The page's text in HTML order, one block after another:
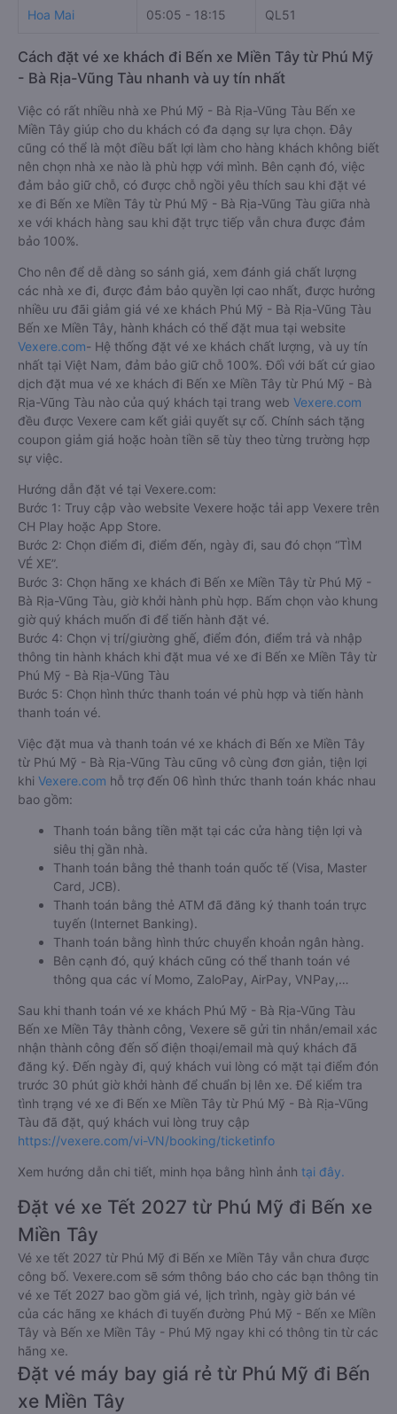
Hoa Mai 05:05 - 18:15 QL51
Cách đặt vé xe khách đi Bến xe Miền Tây từ Phú Mỹ
- Bà Rịa-Vũng Tàu nhanh và uy tín nhất
Việc có rất nhiều nhà xe Phú Mỹ - Bà Rịa-Vũng Tàu Bến xe
Miền Tây giúp cho du khách có đa dạng sự lựa chọn. Đây
cũng có thể là một điều bất lợi làm cho hàng khách không biết
nên chọn nhà xe nào là phù hợp với mình. Bên cạnh đó, việc
đảm bảo giữ chỗ, có được chỗ ngồi yêu thích sau khi đặt vé
xe đi Bến xe Miền Tây từ Phú Mỹ - Bà Rịa-Vũng Tàu giữa nhà
xe với khách hàng sau khi đặt trực tiếp vẫn chưa được đảm
bảo 100%.
Cho nên để dễ dàng so sánh giá, xem đánh giá chất lượng
các nhà xe đi, được đảm bảo quyền lợi cao nhất, được hưởng
nhiều ưu đãi giảm giá vé xe khách Phú Mỹ - Bà Rịa-Vũng Tàu
Bến xe Miền Tây, hành khách có thể đặt mua tại website
Vexere.com- Hệ thống đặt vé xe khách chất lượng, và uy tín
nhất tại Việt Nam, đảm bảo giữ chỗ 100%. Đối với bất cứ giao
dịch đặt mua vé xe khách đi Bến xe Miền Tây từ Phú Mỹ - Bà
Rịa-Vũng Tàu nào của quý khách tại trang web Vexere.com
đều được Vexere cam kết giải quyết sự cố. Chính sách tặng
coupon giảm giá hoặc hoàn tiền sẽ tùy theo từng trường hợp
sự việc.
Hướng dẫn đặt vé tại Vexere.com:
Bước 1: Truy cập vào website Vexere hoặc tải app Vexere trên
CH Play hoặc App Store.
Bước 2: Chọn điểm đi, điểm đến, ngày đi, sau đó chọn “TÌM
VÉ XE”.
Bước 3: Chọn hãng xe khách đi Bến xe Miền Tây từ Phú Mỹ -
Bà Rịa-Vũng Tàu, giờ khởi hành phù hợp. Bấm chọn vào khung
giờ quý khách muốn đi để tiến hành đặt vé.
Bước 4: Chọn vị trí/giường ghế, điểm đón, điểm trả và nhập
thông tin hành khách khi đặt mua vé xe đi Bến xe Miền Tây từ
Phú Mỹ - Bà Rịa-Vũng Tàu
Bước 5: Chọn hình thức thanh toán vé phù hợp và tiến hành
thanh toán vé.
Việc đặt mua và thanh toán vé xe khách đi Bến xe Miền Tây
từ Phú Mỹ - Bà Rịa-Vũng Tàu cũng vô cùng đơn giản, tiện lợi
khi Vexere.com hỗ trợ đến 06 hình thức thanh toán khác nhau
bao gồm:
Thanh toán bằng tiền mặt tại các cửa hàng tiện lợi và
siêu thị gần nhà.
Thanh toán bằng thẻ thanh toán quốc tế (Visa, Master
Card, JCB).
Thanh toán bằng thẻ ATM đã đăng ký thanh toán trực
tuyến (Internet Banking).
Thanh toán bằng hình thức chuyển khoản ngân hàng.
Bên cạnh đó, quý khách cũng có thể thanh toán vé
thông qua các ví Momo, ZaloPay, AirPay, VNPay,…
Sau khi thanh toán vé xe khách Phú Mỹ - Bà Rịa-Vũng Tàu
Bến xe Miền Tây thành công, Vexere sẽ gửi tin nhắn/email xác
nhận thành công đến số điện thoại/email mà quý khách đã
đăng ký. Đến ngày đi, quý khách vui lòng có mặt tại điểm đón
trước 30 phút giờ khởi hành để chuẩn bị lên xe. Để kiểm tra
tình trạng vé xe đi Bến xe Miền Tây từ Phú Mỹ - Bà Rịa-Vũng
Tàu đã đặt, quý khách vui lòng truy cập
https://vexere.com/vi-VN/booking/ticketinfo
Xem hướng dẫn chi tiết, minh họa bằng hình ảnh tại đây.
Đặt vé xe Tết 2027 từ Phú Mỹ đi Bến xe
Miền Tây
Vé xe tết 2027 từ Phú Mỹ đi Bến xe Miền Tây vẫn chưa được
công bố. Vexere.com sẽ sớm thông báo cho các bạn thông tin
vé xe Tết 2027 bao gồm giá vé, lịch trình, ngày giờ bán vé
của các hãng xe khách đi tuyến đường Phú Mỹ - Bến xe Miền
Tây và Bến xe Miền Tây - Phú Mỹ ngay khi có thông tin từ các
hãng xe.
Đặt vé máy bay giá rẻ từ Phú Mỹ đi Bến
xe Miền Tây